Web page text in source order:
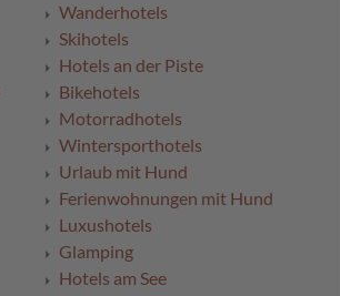
Wanderhotels
Skihotels
Hotels an der Piste
Bikehotels
Motorradhotels
Wintersporthotels
Urlaub mit Hund
Ferienwohnungen mit Hund
Luxushotels
Glamping
Hotels am See